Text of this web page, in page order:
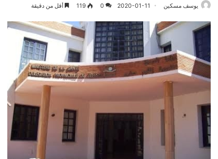
يوسف مسكين 2020-01-11
0
119 أقل من دقيقة